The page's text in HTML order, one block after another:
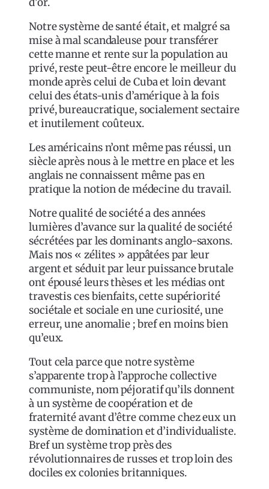
Notre système de santé était, et malgré sa
mise à mal scandaleuse pour transférer
cette manne et rente sur la population au
privé, reste peut-être encore le meilleur du
monde après celui de Cuba et loin devant
celui des états-unis d’amérique à la fois
privé, bureaucratique, socialement sectaire
et inutilement coûteux.
Les américains n’ont même pas réussi, un
siècle après nous à le mettre en place et les
anglais ne connaissent même pas en
pratique la notion de médecine du travail.
Notre qualité de société a des années
lumières d’avance sur la qualité de société
sécrétées par les dominants anglo-saxons.
Mais nos « zélites » appâtées par leur
argent et séduit par leur puissance brutale
ont épousé leurs thèses et les médias ont
travestis ces bienfaits, cette supériorité
sociétale et sociale en une curiosité, une
erreur, une anomalie ; bref en moins bien
qu’eux.
Tout cela parce que notre système
s’apparente trop à l’approche collective
communiste, nom péjoratif qu’ils donnent
à un système de coopération et de
fraternité avant d’être comme chez eux un
système de domination et d’individualiste.
Bref un système trop près des
révolutionnaires de russes et trop loin des
dociles ex colonies britanniques.